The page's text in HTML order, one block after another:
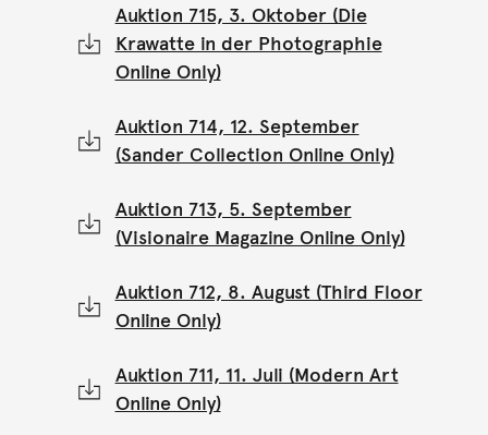
Auktion 715, 3. Oktober (Die
Krawatte in der Photographie
Online Only)
Auktion 714, 12. September
(Sander Collection Online Only)
Auktion 713, 5. September
(Visionaire Magazine Online Only)
Auktion 712, 8. August (Third Floor
Online Only)
Auktion 711, 11. Juli (Modern Art
Online Only)